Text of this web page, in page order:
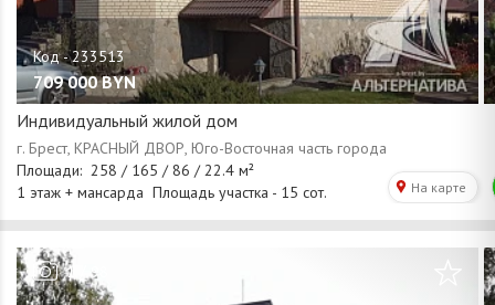
709 000 BYN
Индивидуальный жилой дом
1 98